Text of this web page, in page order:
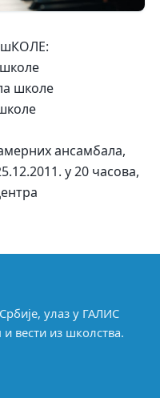
школе
ансамбала,
у 20 часова,
улаз у ГАЛИС
вести из школства.